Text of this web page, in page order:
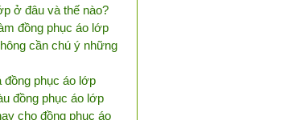
ở đâu và thế nào?
đồng phục áo lớp
cần chú ý những
đồng phục áo lớp
đồng phục áo lớp
cho đồng phục áo